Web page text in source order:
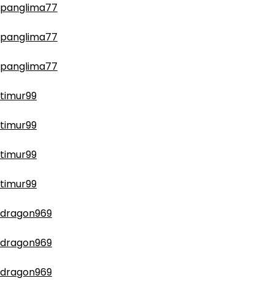
panglima77
panglima77
panglima77
timur99
timur99
timur99
timur99
dragon969
dragon969
dragon969